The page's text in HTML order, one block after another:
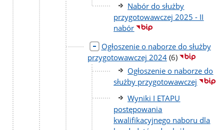
Nabór do służby
przygotowawczej 2025 - II
nabór
Ogłoszenie o naborze do służby
przygotowawczej 2024 liczba
podstron
(6)
Ogłoszenie o naborze do
służby przygotowawczej
Wyniki I ETAPU
postępowania
kwalifikacyjnego naboru dla